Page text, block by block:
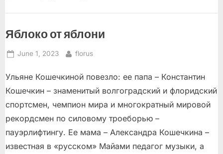
Яблоко от яблони
Posted
June 1, 2023 By
florus
Ульяне Кошечкиной повезло: ее папа – Константин
Кошечкин – знаменитый волгоградский и флоридский
спортсмен, чемпион мира и многократный мировой
рекордсмен по силовому троеборью –
пауэрлифтингу. Ее мама – Александра Кошечкина –
известная в «русском» Майами педагог музыки, а